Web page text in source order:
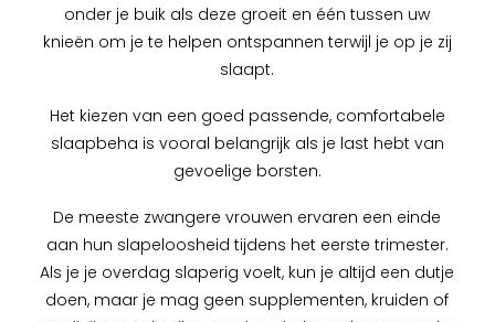
onder je buik als deze groeit en één tussen uw
knieën om je te helpen ontspannen terwijl je op je zij
slaapt.
Het kiezen van een goed passende, comfortabele
slaapbeha is vooral belangrijk als je last hebt van
gevoelige borsten.
De meeste zwangere vrouwen ervaren een einde
aan hun slapeloosheid tijdens het eerste trimester.
Als je je overdag slaperig voelt, kun je altijd een dutje
doen, maar je mag geen supplementen, kruiden of